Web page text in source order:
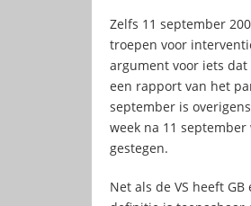
Zelfs 11 september
troepen voor
argument voor iets
een rapport van het
september is
week na 11
gestegen.
Net als de VS heeft